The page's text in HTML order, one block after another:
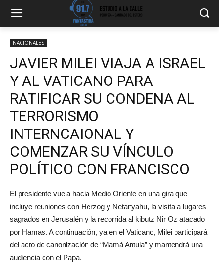
NACIONALES
JAVIER MILEI VIAJA A ISRAEL
Y AL VATICANO PARA
RATIFICAR SU CONDENA AL
TERRORISMO
INTERNCAIONAL Y
COMENZAR SU VÍNCULO
POLÍTICO CON FRANCISCO
El presidente vuela hacia Medio Oriente en una gira que
incluye reuniones con Herzog y Netanyahu, la visita a lugares
sagrados en Jerusalén y la recorrida al kibutz Nir Oz atacado
por Hamas. A continuación, ya en el Vaticano, Milei participará
del acto de canonización de “Mamá Antula” y mantendrá una
audiencia con el Papa.